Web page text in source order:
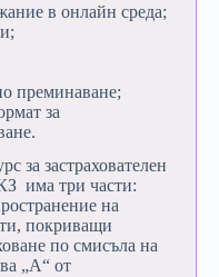
в онлайн среда;
преминаване;
за
за застрахователен
има три части:
на
покриващи
по смисъла на
„A“ от